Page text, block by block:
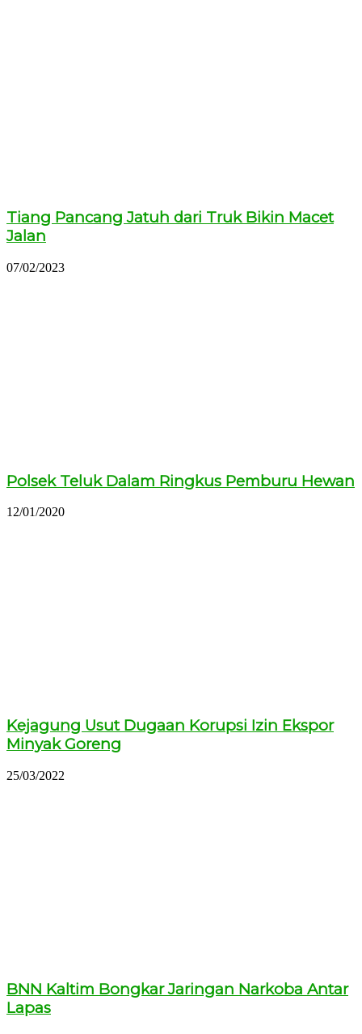
Tiang Pancang Jatuh dari Truk Bikin Macet
Jalan
07/02/2023
Polsek Teluk Dalam Ringkus Pemburu Hewan
12/01/2020
Kejagung Usut Dugaan Korupsi Izin Ekspor
Minyak Goreng
25/03/2022
BNN Kaltim Bongkar Jaringan Narkoba Antar
Lapas